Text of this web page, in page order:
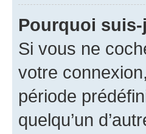
Pourquoi
Si vous ne
votre
période
quelqu’un